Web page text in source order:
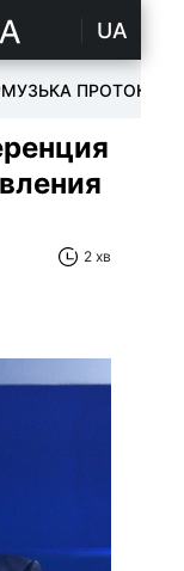
UA
ПРОТОКА
2 хв